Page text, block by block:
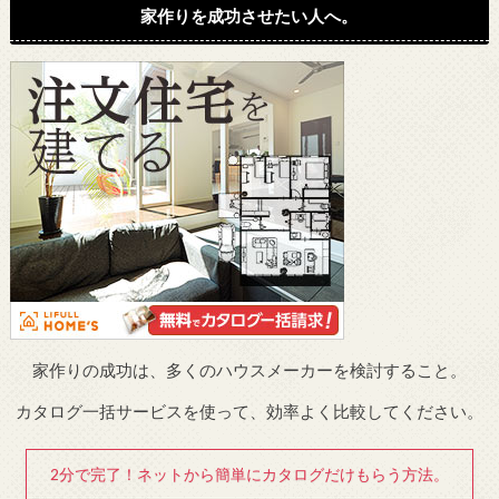
家作りを成功させたい人へ。
家作りの成功は、多くのハウスメーカーを検討すること。
カタログ一括サービスを使って、効率よく比較してください。
2分で完了！ネットから簡単にカタログだけもらう方法。